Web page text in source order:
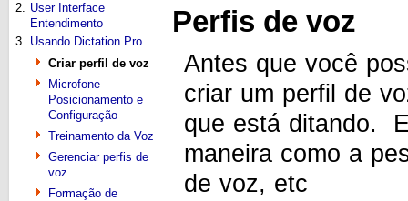
2. User Interface
Entendimento
3. Usando Dictation Pro
Criar perfil de voz
Microfone
Posicionamento e
Configuração
Treinamento da Voz
Gerenciar perfis de
voz
Formação de
Perfis de voz
Antes que você
criar um perfil de
que está ditando.
maneira como a
de voz, etc